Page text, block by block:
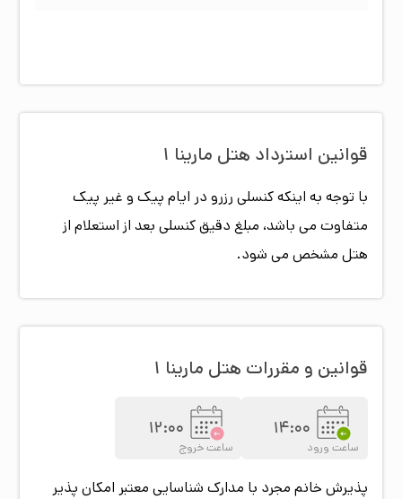
قوانین استرداد هتل مارینا ۱
با توجه به اینکه کنسلی رزرو در ایام پیک و غیر پیک
متفاوت می باشد، مبلغ دقیق کنسلی بعد از استعلام از
هتل مشخص می شود.
قوانین و مقررات هتل مارینا ۱
ساعت ورود
14:00
ساعت خروج
12:00
پذیرش خانم مجرد با مدارک شناسایی معتبر امکان پذیر